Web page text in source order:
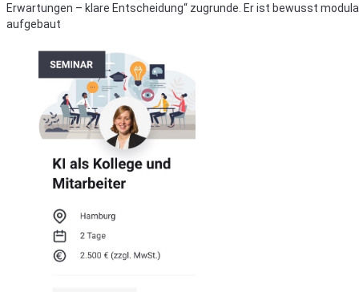
Erwartungen – klare Entscheidung“ zugrunde. Er ist bewusst
aufgebaut